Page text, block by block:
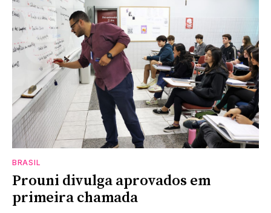
BRASIL
Prouni divulga aprovados em
primeira chamada